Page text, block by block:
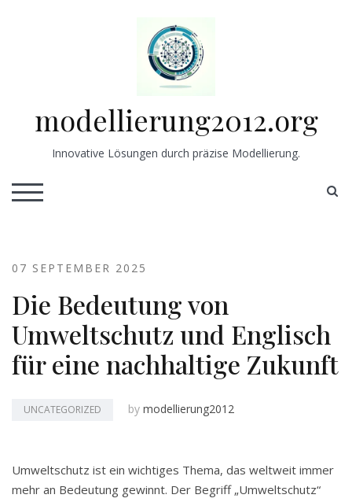
modellierung2012.org
Innovative Lösungen durch präzise Modellierung.
TOGGLE MOBILE MENU
07 SEPTEMBER 2025
Die Bedeutung von
Umweltschutz und Englisch
für eine nachhaltige Zukunft
UNCATEGORIZED by modellierung2012
Umweltschutz ist ein wichtiges Thema, das weltweit immer
mehr an Bedeutung gewinnt. Der Begriff „Umweltschutz“